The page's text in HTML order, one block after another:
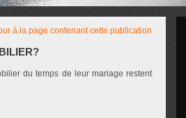
à la page contenant cette publication
du temps de leur mariage restent